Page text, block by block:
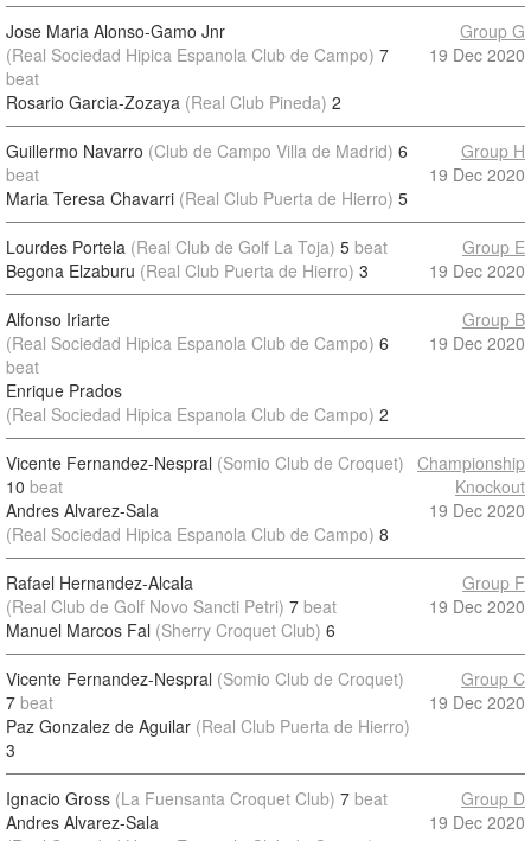
Jose Maria Alonso-Gamo Jnr
(Real Sociedad Hipica Espanola Club de Campo) 7
beat
Rosario Garcia-Zozaya (Real Club Pineda) 2
Group G
19 Dec 2020
Guillermo Navarro (Club de Campo Villa de Madrid) 6
beat
Maria Teresa Chavarri (Real Club Puerta de Hierro) 5
Group H
19 Dec 2020
Lourdes Portela (Real Club de Golf La Toja) 5 beat
Begona Elzaburu (Real Club Puerta de Hierro) 3
Group E
19 Dec 2020
Alfonso Iriarte
(Real Sociedad Hipica Espanola Club de Campo) 6
beat
Enrique Prados
(Real Sociedad Hipica Espanola Club de Campo) 2
Group B
19 Dec 2020
Vicente Fernandez-Nespral (Somio Club de Croquet)
10 beat
Andres Alvarez-Sala
(Real Sociedad Hipica Espanola Club de Campo) 8
Championship
Knockout
19 Dec 2020
Rafael Hernandez-Alcala
(Real Club de Golf Novo Sancti Petri) 7 beat
Manuel Marcos Fal (Sherry Croquet Club) 6
Group F
19 Dec 2020
Vicente Fernandez-Nespral (Somio Club de Croquet)
7 beat
Paz Gonzalez de Aguilar (Real Club Puerta de Hierro)
3
Group C
19 Dec 2020
Ignacio Gross (La Fuensanta Croquet Club) 7 beat
Andres Alvarez-Sala
Group D
19 Dec 2020